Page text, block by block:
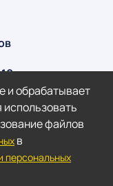
и обрабатывает
файлов
в
персональных